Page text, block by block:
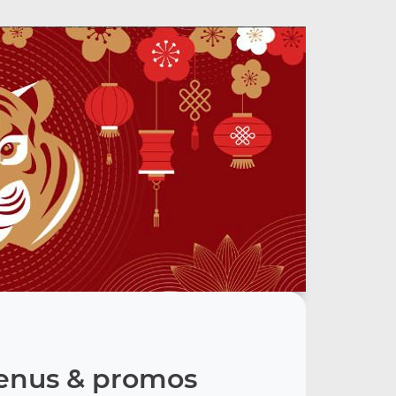
& promos